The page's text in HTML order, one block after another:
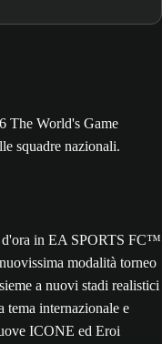
d'ora in EA SPORTS FC™
modalità torneo
a nuovi stadi realistici
internazionale e
ICONE ed Eroi